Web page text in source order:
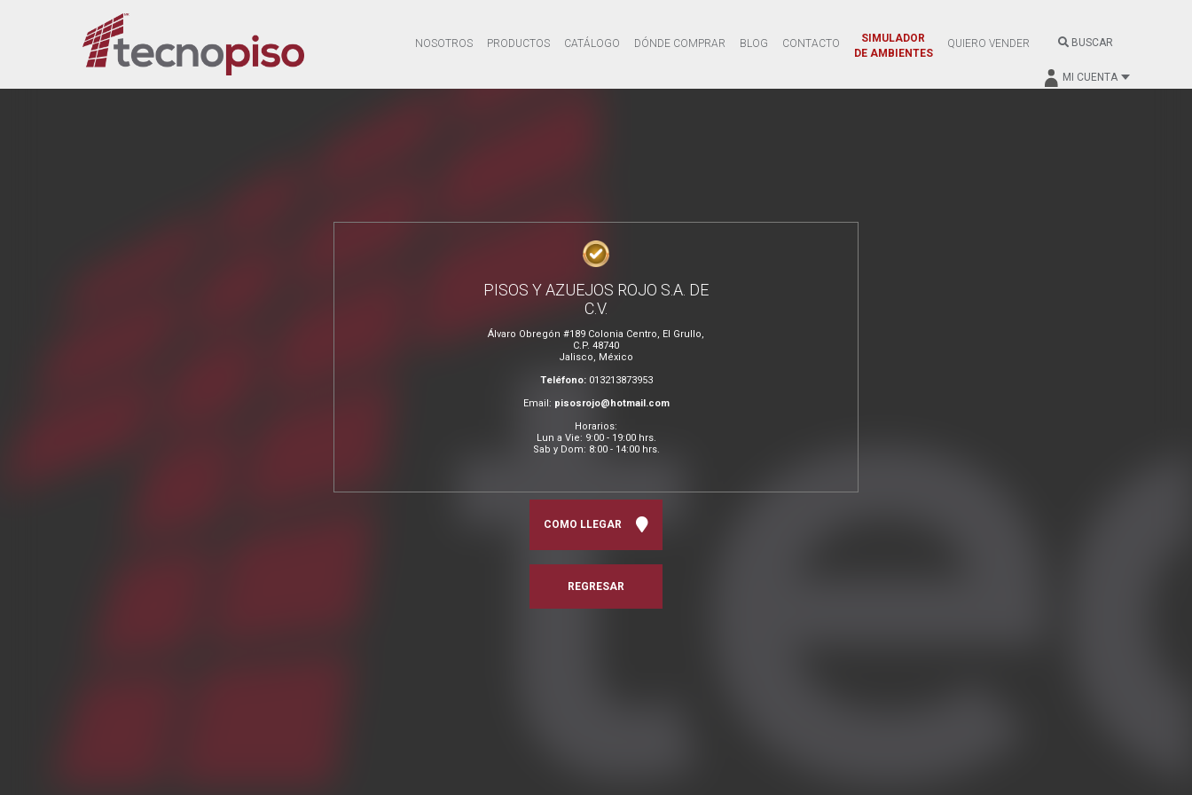
NOSOTROS PRODUCTOS CATÁLOGO DÓNDE COMPRAR BLOG CONTACTO
SIMULADOR
DE AMBIENTES
QUIERO VENDER BUSCAR
MI CUENTA
PISOS Y AZUEJOS ROJO S.A. DE
C.V.
Álvaro Obregón #189 Colonia Centro, El Grullo,
C.P. 48740
Jalisco, México
Teléfono: 013213873953
Email: pisosrojo@hotmail.com
Horarios:
Lun a Vie: 9:00 - 19:00 hrs.
Sab y Dom: 8:00 - 14:00 hrs.
COMO LLEGAR
REGRESAR